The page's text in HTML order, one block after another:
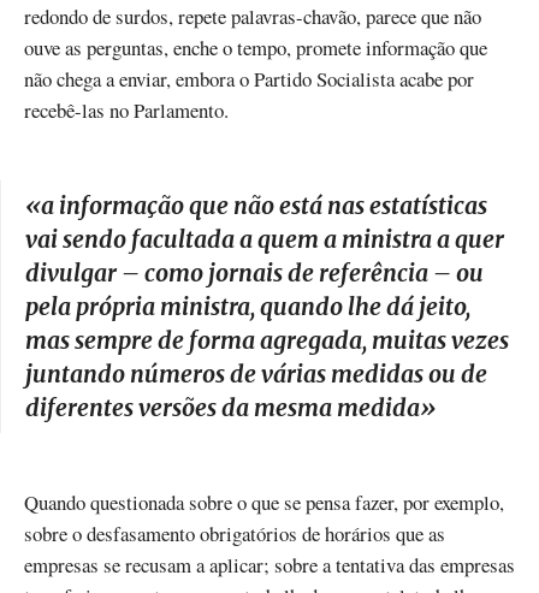
redondo de surdos, repete palavras-chavão, parece que não
ouve as perguntas, enche o tempo, promete informação que
não chega a enviar, embora o Partido Socialista acabe por
recebê-las no Parlamento.
«a informação que não está nas estatísticas
vai sendo facultada a quem a ministra a quer
divulgar – como jornais de referência – ou
pela própria ministra, quando lhe dá jeito,
mas sempre de forma agregada, muitas vezes
juntando números de várias medidas ou de
diferentes versões da mesma medida»
Quando questionada sobre o que se pensa fazer, por exemplo,
sobre o desfasamento obrigatórios de horários que as
empresas se recusam a aplicar; sobre a tentativa das empresas